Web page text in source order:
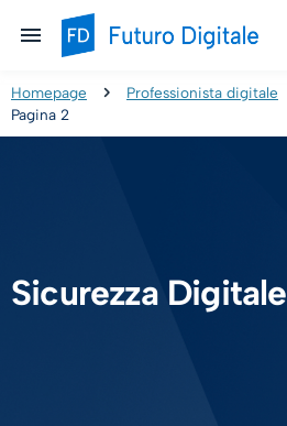
Homepage Professionista digitale
Pagina 2
Sicurezza Digitale